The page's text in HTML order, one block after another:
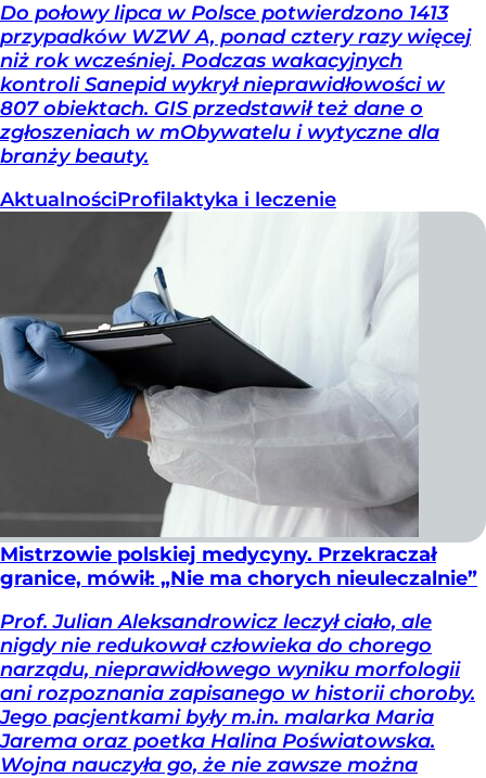
Do połowy lipca w Polsce potwierdzono 1413
przypadków WZW A, ponad cztery razy więcej
niż rok wcześniej. Podczas wakacyjnych
kontroli Sanepid wykrył nieprawidłowości w
807 obiektach. GIS przedstawił też dane o
zgłoszeniach w mObywatelu i wytyczne dla
branży beauty.
AktualnościProfilaktyka i leczenie
Mistrzowie polskiej medycyny. Przekraczał
granice, mówił: „Nie ma chorych nieuleczalnie”
Prof. Julian Aleksandrowicz leczył ciało, ale
nigdy nie redukował człowieka do chorego
narządu, nieprawidłowego wyniku morfologii
ani rozpoznania zapisanego w historii choroby.
Jego pacjentkami były m.in. malarka Maria
Jarema oraz poetka Halina Poświatowska.
Wojna nauczyła go, że nie zawsze można